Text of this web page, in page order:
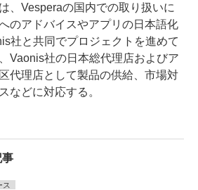
、Vesperaの国内での取り扱いに
のアドバイスやアプリの日本語化
社と共同でプロジェクトを進めて
Vaonis社の日本総代理店およびア
代理店として製品の供給、市場対
などに対応する。
事
ス